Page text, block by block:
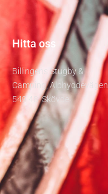
Hitta oss
Billingens Stugby &
Camping, Alphyddevägen,
549 48 Skövde